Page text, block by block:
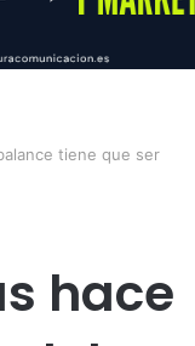
tiene que ser
hace